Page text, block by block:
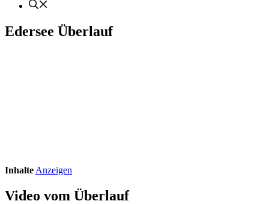
Edersee Überlauf
Inhalte Anzeigen
Video vom Überlauf